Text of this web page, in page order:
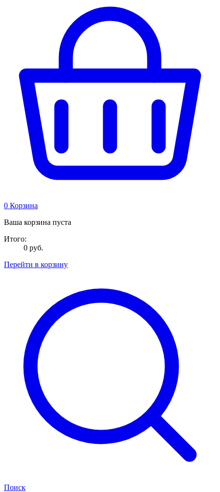
0 Корзина
Ваша корзина пуста
Итого:
0 руб.
Перейти в корзину
Поиск